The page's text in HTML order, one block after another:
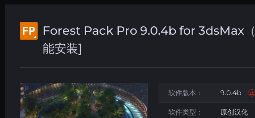
Forest Pack Pro 9.0.4b for 3dsMax（
能安装]
软件版本： 9.0.4b ㊣
软件类型： 原创汉化